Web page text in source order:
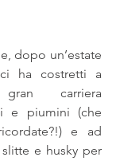
dopo un’estate
ha costretti a
carriera
e piumini (che
e ad
e husky per